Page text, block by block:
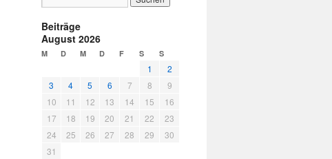
Beiträge
August 2026
M D M D F S S
1
2
3
4 5 6 7 8
9
10
11 12 13 14 15
16
17
18 19 20 21 22
23
24
25 26 27 28 29
30
31